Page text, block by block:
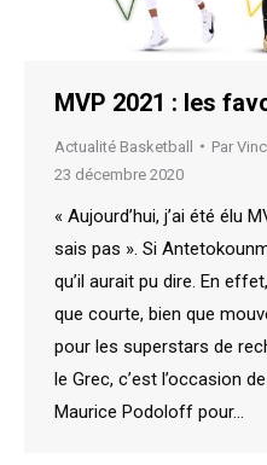
MVP 2021 : les
Actualité Basketball Par
23 décembre 2020
« Aujourd’hui, j’ai été élu
sais pas ». Si
qu’il aurait pu dire. En
que courte, bien que
pour les superstars de
le Grec, c’est l’occasion
Maurice Podoloff pour…